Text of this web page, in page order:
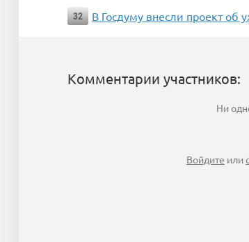
32 В Госдуму внесли проект об
Комментарии участников:
Ни
Войдите или